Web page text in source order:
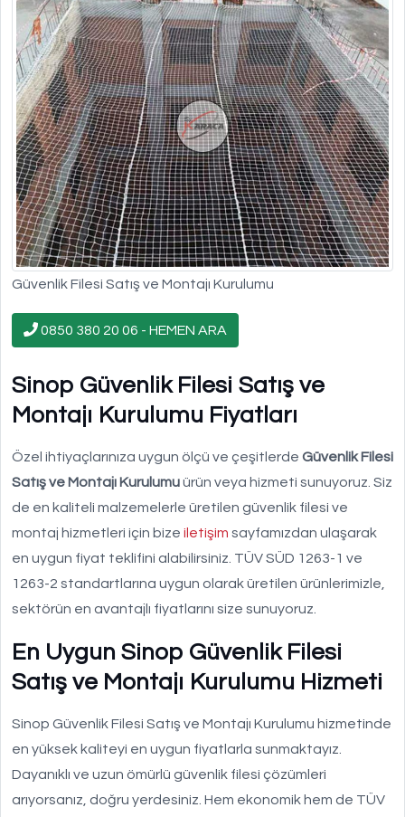
Güvenlik Filesi Satış ve Montajı Kurulumu
0850 380 20 06 - HEMEN ARA
Sinop Güvenlik Filesi Satış ve
Montajı Kurulumu Fiyatları
Özel ihtiyaçlarınıza uygun ölçü ve çeşitlerde Güvenlik Filesi
Satış ve Montajı Kurulumuürün veya hizmeti sunuyoruz. Siz
de en kaliteli malzemelerle üretilen güvenlik filesi ve
montaj hizmetleri için bize iletişim sayfamızdan ulaşarak
en uygun fiyat teklifini alabilirsiniz. TÜV SÜD 1263-1 ve
1263-2 standartlarına uygun olarak üretilen ürünlerimizle,
sektörün en avantajlı fiyatlarını size sunuyoruz.
En Uygun Sinop Güvenlik Filesi
Satış ve Montajı Kurulumu Hizmeti
Sinop Güvenlik Filesi Satış ve Montajı Kurulumu hizmetinde
en yüksek kaliteyi en uygun fiyatlarla sunmaktayız.
Dayanıklı ve uzun ömürlü güvenlik filesi çözümleri
arıyorsanız, doğru yerdesiniz. Hem ekonomik hem de TÜV